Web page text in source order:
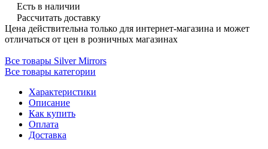
Есть в наличии
Рассчитать доставку
Цена действительна только для интернет-магазина и может
отличаться от цен в розничных магазинах
Все товары Silver Mirrors
Все товары категории
Характеристики
Описание
Как купить
Оплата
Доставка